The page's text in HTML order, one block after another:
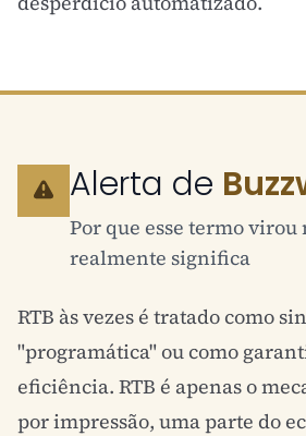
Alerta de
Por que esse termo virou
realmente significa
RTB às vezes é tratado como
"programática" ou como
eficiência. RTB é apenas o
por impressão, uma parte do